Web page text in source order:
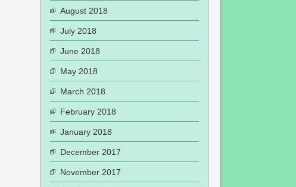
August 2018
July 2018
June 2018
May 2018
March 2018
February 2018
January 2018
December 2017
November 2017